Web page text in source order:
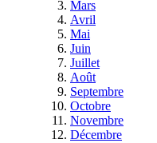
Mars
Avril
Mai
Juin
Juillet
Août
Septembre
Octobre
Novembre
Décembre